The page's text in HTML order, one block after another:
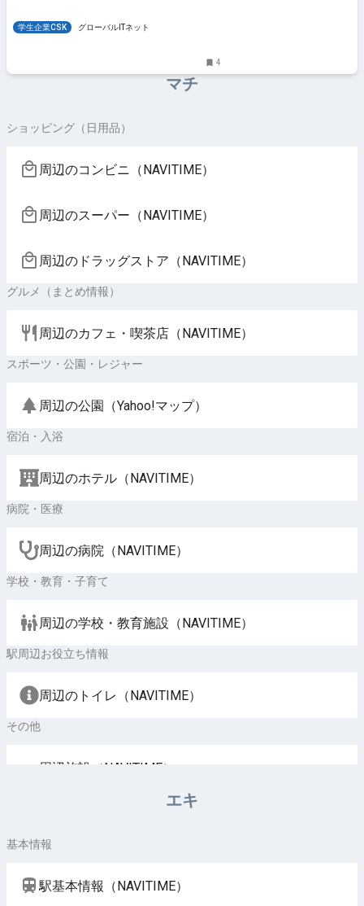
学生企業CSK グローバルITネット
4
マチ
ショッピング（日用品）
周辺のコンビニ（NAVITIME）
周辺のスーパー（NAVITIME）
周辺のドラッグストア（NAVITIME）
グルメ（まとめ情報）
周辺のカフェ・喫茶店（NAVITIME）
スポーツ・公園・レジャー
周辺の公園（Yahoo!マップ）
宿泊・入浴
周辺のホテル（NAVITIME）
病院・医療
周辺の病院（NAVITIME）
学校・教育・子育て
周辺の学校・教育施設（NAVITIME）
駅周辺お役立ち情報
周辺のトイレ（NAVITIME）
その他
周辺施設（NAVITIME）
エキ
基本情報
駅基本情報（NAVITIME）